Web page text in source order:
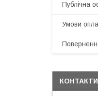
Публічна
Умови
КОНТАКТИ